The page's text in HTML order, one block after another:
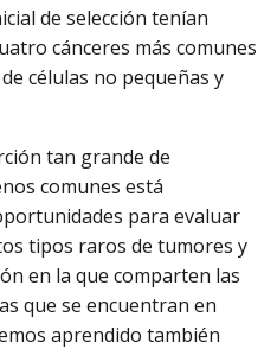
de selección tenían
cánceres más comunes
células no pequeñas y
tan grande de
comunes está
para evaluar
tipos raros de tumores y
en la que comparten las
que se encuentran en
aprendido también